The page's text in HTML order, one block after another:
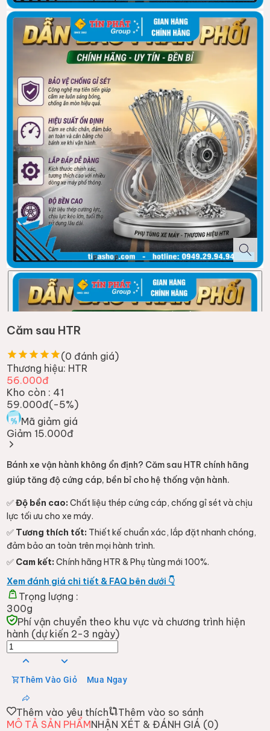
Căm sau HTR
(0 đánh giá)
Thương hiệu: HTR
56.000đ
Kho còn : 41
59.000đ(-5%)
Mã giảm giá
Giảm 15.000đ
Bánh xe vận hành không ổn định? Căm sau HTR chính hãng
giúp tăng độ cứng cáp, bền bỉ cho hệ thống vận hành.
✅Độ bền cao: Chất liệu thép cứng cáp, chống gỉ sét và chịu
lực tối ưu cho xe máy.
✅ Tương thích tốt: Thiết kế chuẩn xác, lắp đặt nhanh chóng,
đảm bảo an toàn trên mọi hành trình.
✅ Cam kết: Chính hãng HTR & Phụ tùng mới 100%.
Xem đánh giá chi tiết & FAQ bên dưới 👇
Trọng lượng :
300g
Phí vận chuyển theo khu vực và chương trình hiện
hành (dự kiến 2-3 ngày)
Thêm Vào Giỏ Mua Ngay
Thêm vào yêu thích
Thêm vào so sánh
MÔ TẢ SẢN PHẨMNHẬN XÉT & ĐÁNH GIÁ (0)